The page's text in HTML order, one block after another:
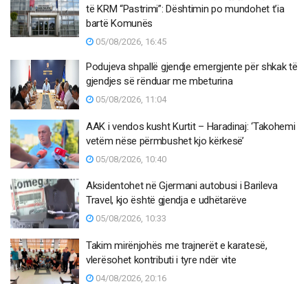
të KRM “Pastrimi”: Dështimin po mundohet t’ia
bartë Komunës
05/08/2026, 16:45
Podujeva shpallë gjendje emergjente për shkak të
gjendjes së rënduar me mbeturina
05/08/2026, 11:04
AAK i vendos kusht Kurtit – Haradinaj: ‘Takohemi
vetëm nëse përmbushet kjo kërkesë’
05/08/2026, 10:40
Aksidentohet në Gjermani autobusi i Barileva
Travel, kjo është gjendja e udhëtarëve
05/08/2026, 10:33
Takim mirënjohës me trajnerët e karatesë,
vlerësohet kontributi i tyre ndër vite
04/08/2026, 20:16